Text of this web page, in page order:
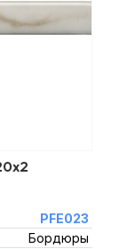
PFE023
Бордюры